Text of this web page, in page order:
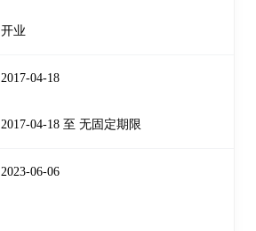
开业
2017-04-18
2017-04-18 至 无固定期限
2023-06-06